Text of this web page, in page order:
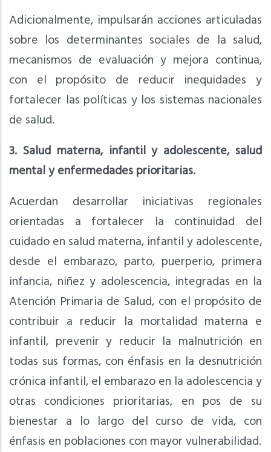
Adicionalmente, impulsarán acciones articuladas
sobre los determinantes sociales de la salud,
mecanismos de evaluación y mejora continua,
con el propósito de reducir inequidades y
fortalecer las políticas y los sistemas nacionales
de salud.
3. Salud materna, infantil y adolescente, salud
mental y enfermedades prioritarias.
Acuerdan desarrollar iniciativas regionales
orientadas a fortalecer la continuidad del
cuidado en salud materna, infantil y adolescente,
desde el embarazo, parto, puerperio, primera
infancia, niñez y adolescencia, integradas en la
Atención Primaria de Salud, con el propósito de
contribuir a reducir la mortalidad materna e
infantil, prevenir y reducir la malnutrición en
todas sus formas, con énfasis en la desnutrición
crónica infantil, el embarazo en la adolescencia y
otras condiciones prioritarias, en pos de su
bienestar a lo largo del curso de vida, con
énfasis en poblaciones con mayor vulnerabilidad.